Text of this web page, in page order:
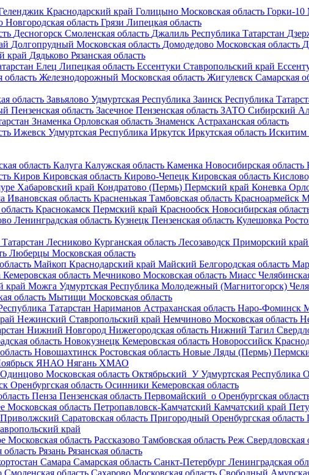
Краснодарский край Голицыно Московская область Горки-10
Новгородская область Грязи Липецкая область
Десногорск Смоленская область Джалиль Республика Татарстан
Долгопрудный Московская область Домодедово Московская область
край Дядьково Рязанская область
Елец Липецкая область Ессентуки Ставропольский край
область Железнодорожный Московская область Жигулевск Самарская
область Завьялово Удмуртская Республика Заинск Республика
Пензенская область Засечное Пензенская область ЗАТО Сибирский
Знаменка Орловская область Знаменск Астраханская область
Ижевск Удмуртская Республика Иркутск Иркутская область Искитим
область Калуга Калужская область Каменка Новосибирская область
Киров Кировская область Кирово-Чепецк Кировская область
Хабаровский край Кондратово (Пермь) Пермский край Коневка
Ивановская область Красненькая Тамбовская область Красноармейск
Краснокамск Пермский край Краснообск Новосибирская
Ленинградская область Кузнецк Пензенская область Кулешовка
Лесниково Курганская область Лесозаводск Приморский край
Люберцы Московская область
Майкоп Краснодарский край Майский Белгородская область
Кемеровская область Мечниково Московская область Миасс
край Можга Удмуртская Республика Молодежный (Магнитогорск)
область Мытищи Московская область
Татарстан Нариманов Астраханская область Наро-Фоминск
Нежинский Ставропольский край Немчиново Московская область
Нижний Новгород Нижегородская область Нижний Тагил
область Новокузнецк Кемеровская область Новороссийск
Новошахтинск Ростовская область Новые Ляды (Пермь)
ЯНАО Нягань ХМАО
Одинцово Московская область Октябрьский_У Удмуртская Республика
Оренбургская область Осинники Кемеровская область
Пенза Пензенская область Первомайский_о Оренбургская
Московская область Петропавловск-Камчатский Камчатский край
Приволжский Саратовская область Пригородный Оренбургская область
край
Московская область Рассказово Тамбовская область Реж Свердловская
область Рязань Рязанская область
Самара Самарская область Санкт-Петербург Ленинградская
Смоленская область Сахарово Московская область Свободный